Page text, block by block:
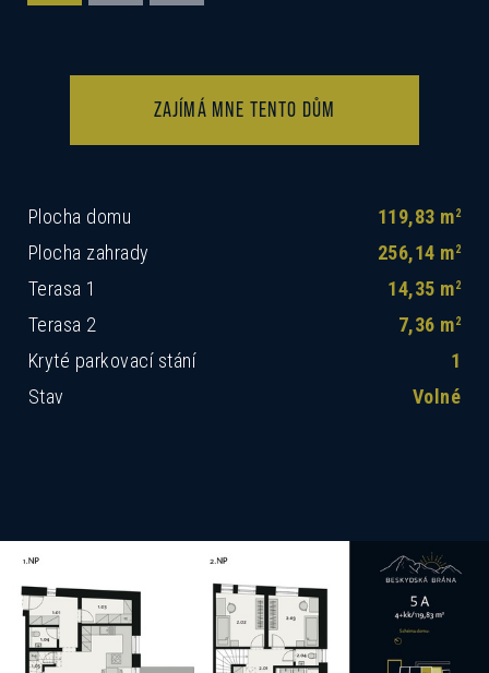
Plocha domu 119,83 m2
Plocha zahrady 256,14 m2
Terasa 1 14,35 m2
Terasa 2 7,36 m2
Kryté parkovací stání
1
Stav
Volné
ZAJÍMÁ MNE TENTO DŮM